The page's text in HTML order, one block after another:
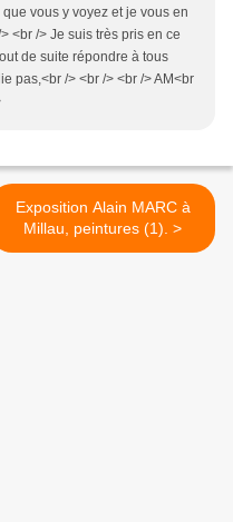
vous y voyez et je vous en
<br /> Je suis très pris en ce
de suite répondre à tous
pas,<br /> <br /> <br /> AM<br
Exposition Alain MARC à
Millau, peintures (1). >